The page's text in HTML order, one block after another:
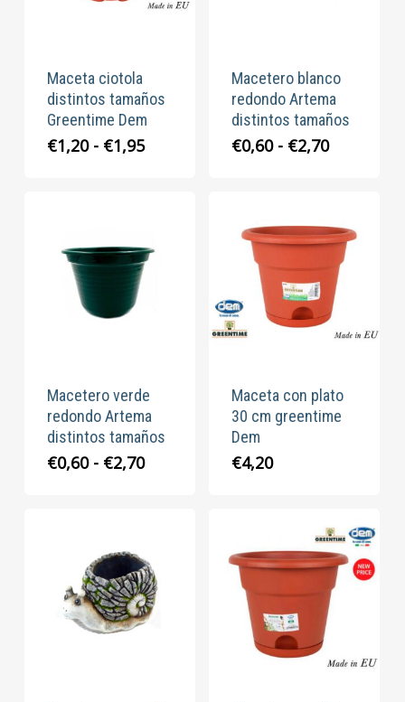
Maceta ciotola
distintos tamaños
Greentime Dem
€1,20 - €1,95Rango
hasta
€1,95
Macetero blanco
redondo Artema
distintos tamaños
€0,60 - €2,70Rango
€0,60
hasta
€2,70
Macetero verde
redondo Artema
distintos tamaños
€0,60 - €2,70Rango
hasta
€2,70
Maceta con plato
30 cm greentime
Dem
€4,20